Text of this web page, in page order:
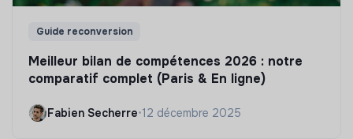
Guide reconversion
Meilleur bilan de compétences 2026 : notre
comparatif complet (Paris & En ligne)
Fabien Secherre•12 décembre 2025